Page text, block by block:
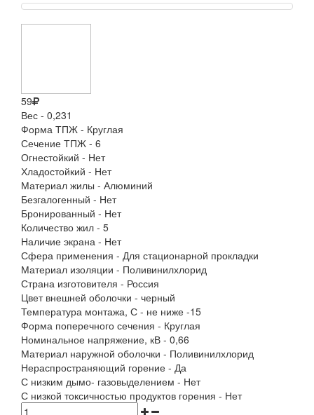
59
Вес - 0,231
Форма ТПЖ - Круглая
Сечение ТПЖ - 6
Огнестойкий - Нет
Хладостойкий - Нет
Материал жилы - Алюминий
Безгалогенный - Нет
Бронированный - Нет
Количество жил - 5
Наличие экрана - Нет
Сфера применения - Для стационарной прокладки
Материал изоляции - Поливинилхлорид
Страна изготовителя - Россия
Цвет внешней оболочки - черный
Температура монтажа, С - не ниже -15
Форма поперечного сечения - Круглая
Номинальное напряжение, кВ - 0,66
Материал наружной оболочки - Поливинилхлорид
Нераспространяющий горение - Да
С низким дымо- газовыделением - Нет
С низкой токсичностью продуктов горения - Нет